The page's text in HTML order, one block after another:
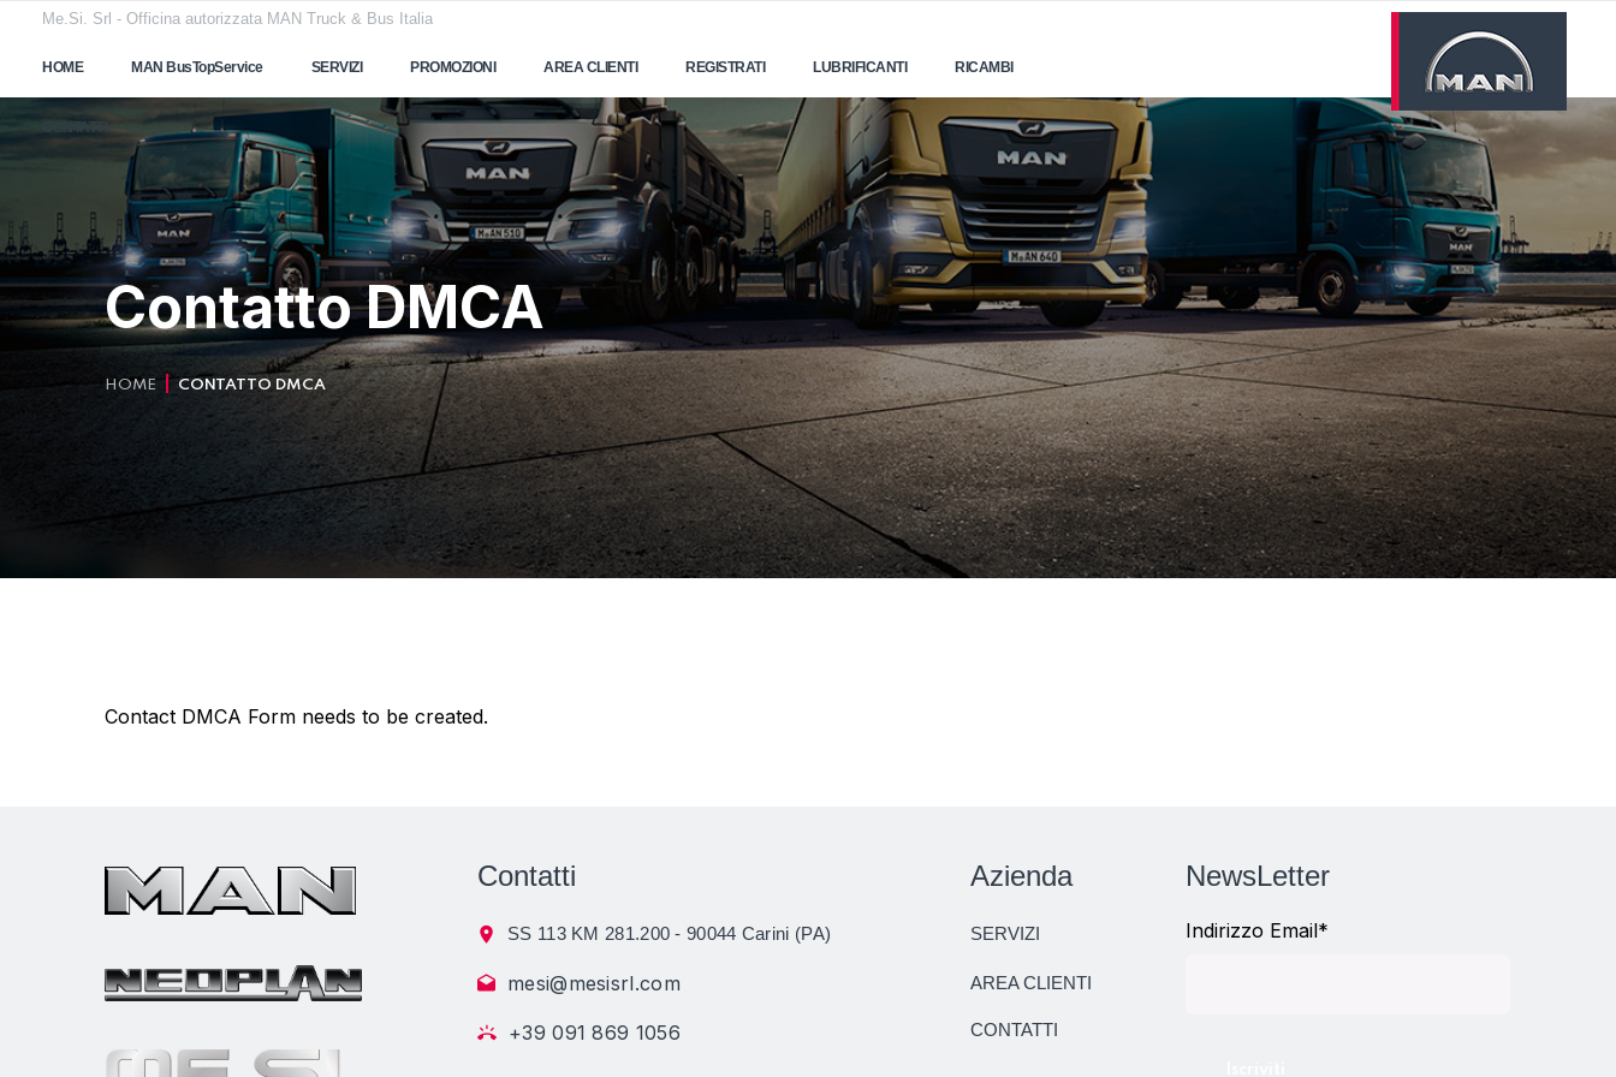
Me.Si. Srl - Officina autorizzata MAN Truck & Bus Italia
HOME MAN BusTopService SERVIZI PROMOZIONI AREA CLIENTI REGISTRATI LUBRIFICANTI RICAMBI
CONTATTI
Contatto DMCA
HOME CONTATTO DMCA
Contact DMCA Form needs to be created.
Contatti
SS 113 KM 281.200 - 90044 Carini (PA)
mesi@mesisrl.com
+39 091 869 1056
Azienda
SERVIZI
AREA CLIENTI
CONTATTI
NewsLetter
Indirizzo Email*